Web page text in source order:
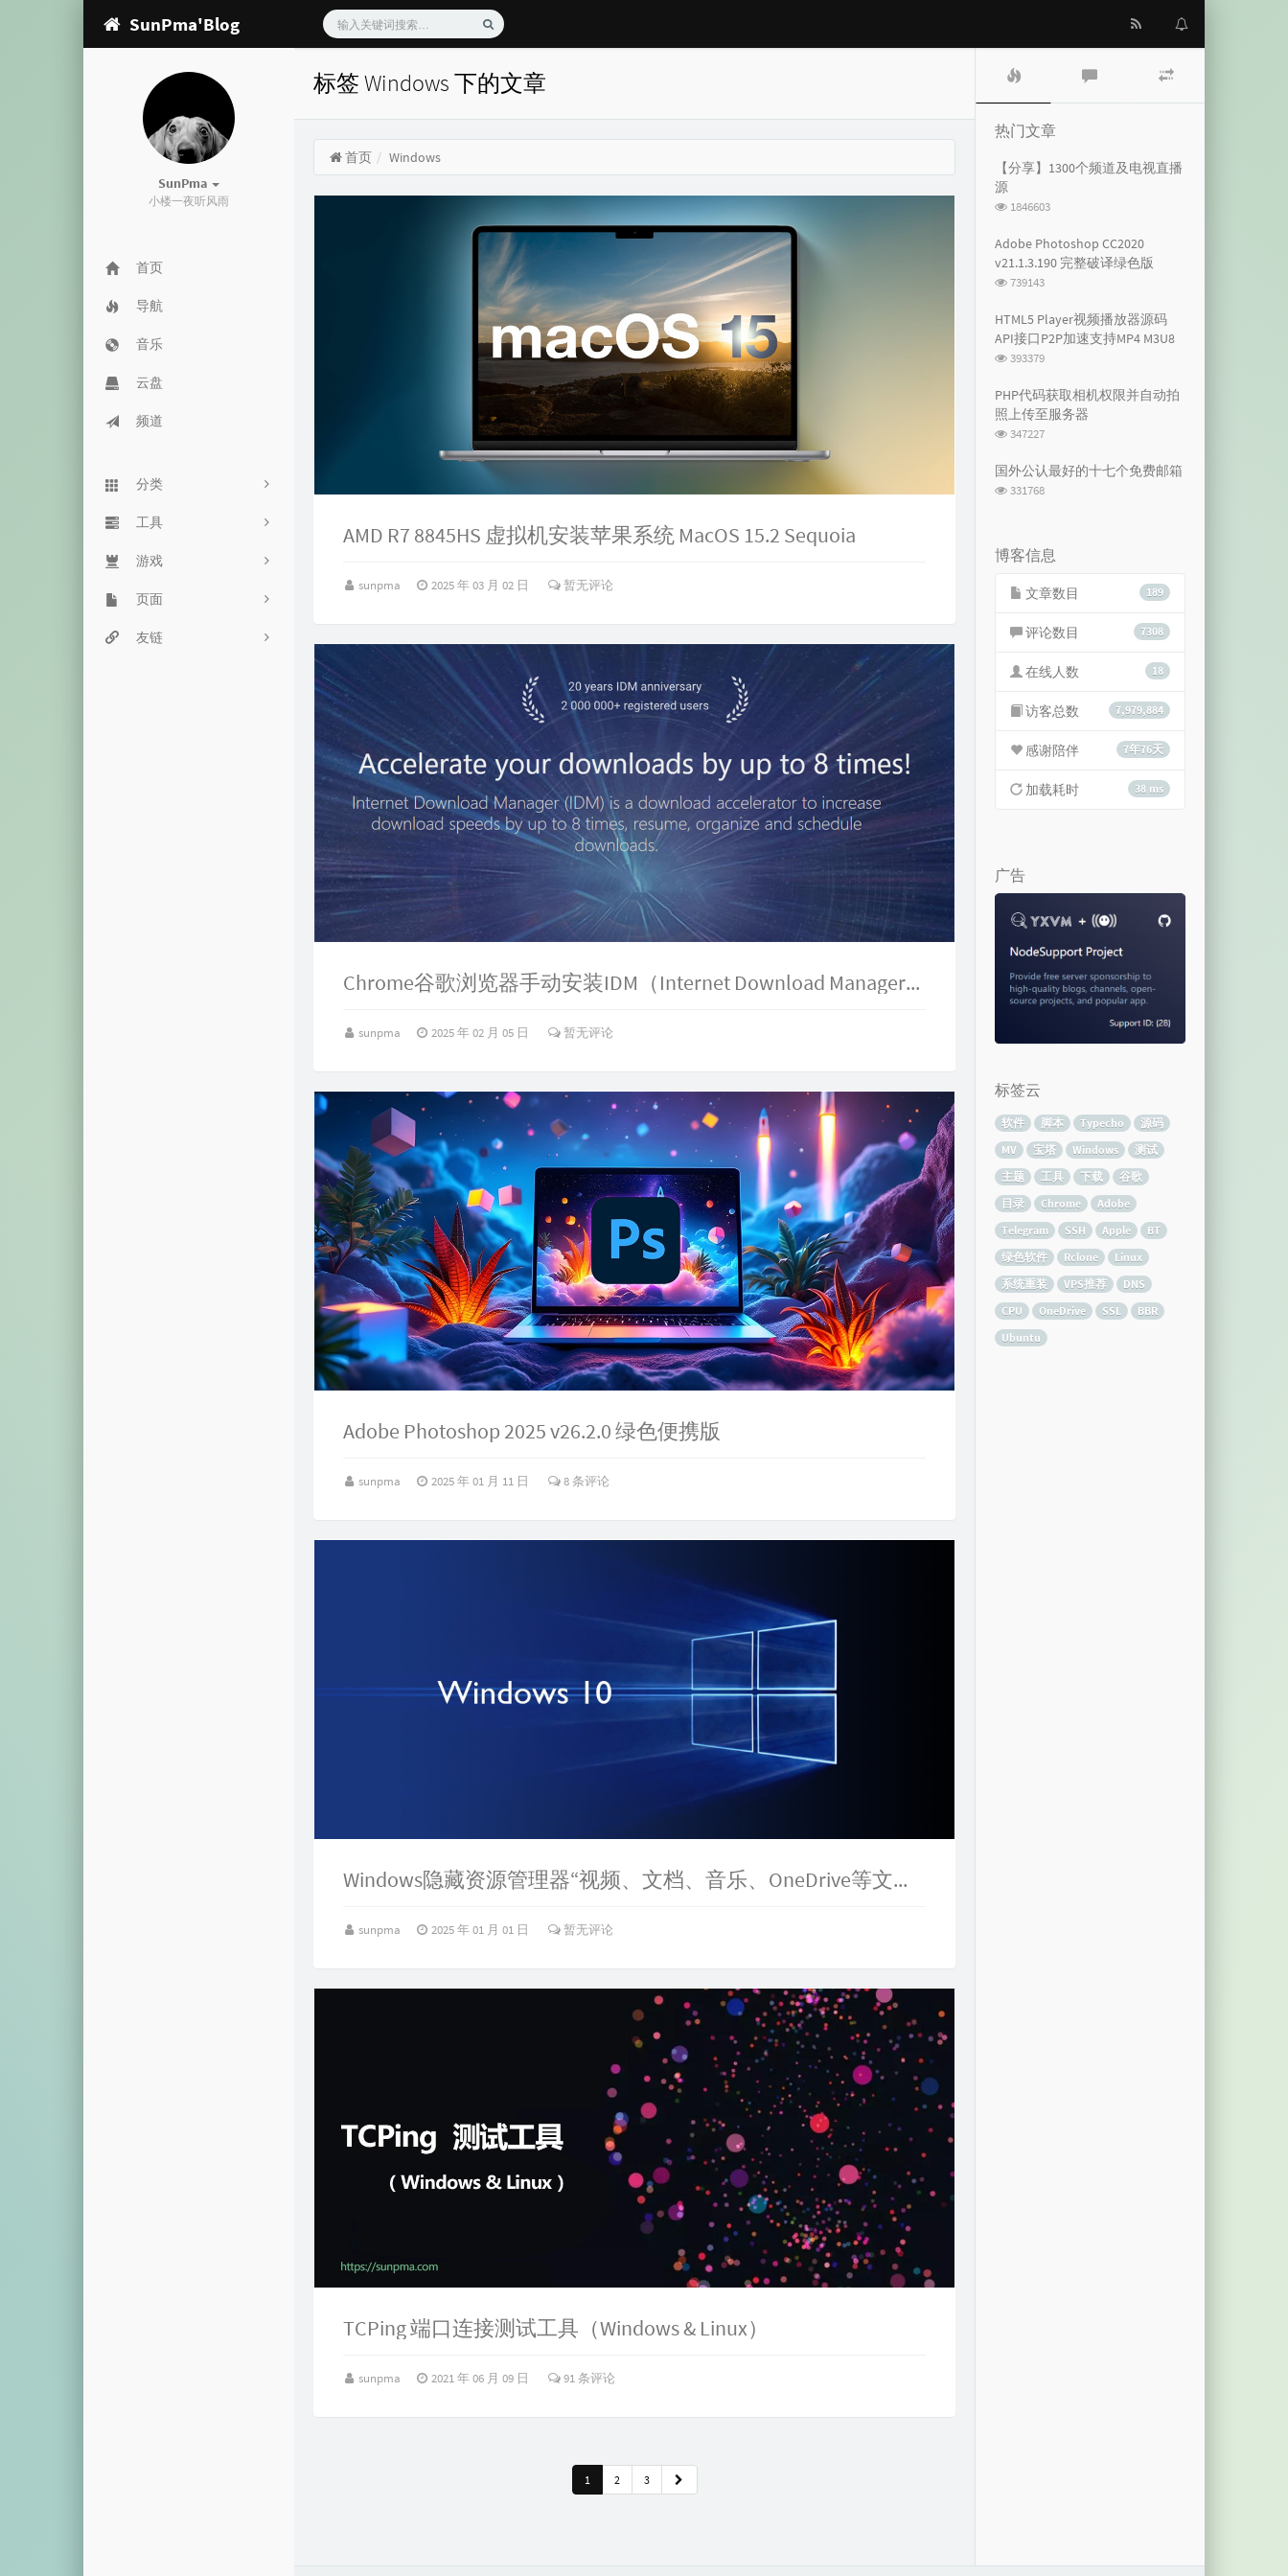
SunPma'Blog
SunPma
小楼一夜听风雨
首页
导航
音乐
云盘
频道
分类
90
Linux
24
Typecho
61
杂七杂八
5
主机推荐
工具
服务监控
网站监控
目录程序
游戏
街头霸王
飞机大战
页面
豆瓣网
友链
标签 Windows 下的文章
首页 Windows
AMD R7 8845HS 虚拟机安装苹果系统 MacOS 15.2 Sequoia
sunpma 2025 年 03 月 02 日 暂无评论
Chrome谷歌浏览器手动安装IDM（Internet Download Manager）扩展插件
sunpma 2025 年 02 月 05 日 暂无评论
Adobe Photoshop 2025 v26.2.0 绿色便携版
sunpma 2025 年 01 月 11 日 8 条评论
Windows隐藏资源管理器“视频、文档、音乐、OneDrive等文件夹图标
sunpma 2025 年 01 月 01 日 暂无评论
TCPing 端口连接测试工具（Windows & Linux）
sunpma 2021 年 06 月 09 日 91 条评论
1 2 3
文
章
评
文
热门文章
【分享】1300个频道及电视直播
源
浏
次
数:
1846603
Adobe Photoshop CC2020
v21.1.3.190 完整破译绿色版
浏
次
数:
739143
HTML5 Player视频播放器源码
API接口P2P加速支持MP4 M3U8
浏
次
数:
393379
PHP代码获取相机权限并自动拍
照上传至服务器
浏
次
数:
347227
国外公认最好的十七个免费邮箱
浏
331768
博客信息
189
文章数目
7308
评论数目
18
在线人数
7,979,884
访客总数
7年76天
感谢陪伴
38 ms
加载耗时
广告
标签云
软件 脚本 Typecho
源码
MV
宝塔 Windows
测试
主题
工具 下载
谷歌
目录
Chrome
Adobe
Telegram
SSH Apple
BT
绿色软件
Rclone
Linux
系统重装
VPS推荐
DNS
CPU
OneDrive SSL
BBR
Ubuntu